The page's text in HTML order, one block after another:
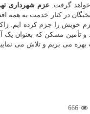
خواهد گرفت.عزم شهرداری
در کنار خدمت به همه
خویش را جزم کرده ایم.
و تأمین مسکن که بعنوان یک
می بریم و تلاش می
666